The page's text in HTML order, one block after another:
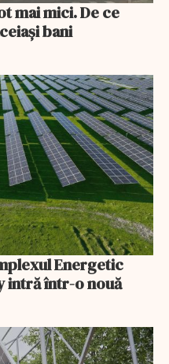
mai mici. De ce
bani
Energetic
intră într-o nouă